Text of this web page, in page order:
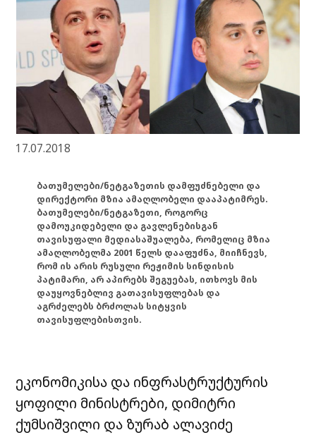
17.07.2018
ბათუმელები/ნეტგაზეთის დამფუძნებელი და
დირექტორი მზია ამაღლობელი დააპატიმრეს.
ბათუმელები/ნეტგაზეთი, როგორც
დამოუკიდებელი და გავლენებისგან
თავისუფალი მედიასაშუალება, რომელიც მზია
ამაღლობელმა 2001 წელს დააფუძნა, მიიჩნევს,
რომ ის არის რუსული რეჟიმის სინდისის
პატიმარი, არ აპირებს შეგუებას, ითხოვს მის
დაუყოვნებლივ გათავისუფლებას და
აგრძელებს ბრძოლას სიტყვის
თავისუფლებისთვის.
ეკონომიკისა და ინფრასტრუქტურის
ყოფილი მინისტრები, დიმიტრი
ქუმსიშვილი და ზურაბ ალავიძე